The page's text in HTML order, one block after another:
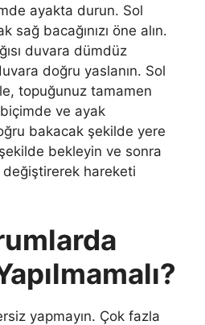
ayakta durun. Sol
sağ bacağınızı öne alın.
duvara dümdüz
doğru yaslanın. Sol
topuğunuz tamamen
ve ayak
bakacak şekilde yere
bekleyin ve sonra
değiştirerek hareketi
yapmayın. Çok fazla